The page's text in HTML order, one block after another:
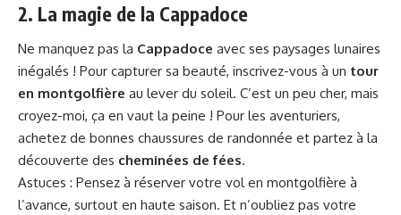
2. La magie de la Cappadoce
Ne manquez pas la Cappadoce avec ses paysages lunaires
inégalés ! Pour capturer sa beauté, inscrivez-vous à un tour
en montgolfière au lever du soleil. C’est un peu cher, mais
croyez-moi, ça en vaut la peine ! Pour les aventuriers,
achetez de bonnes chaussures de randonnée et partez à la
découverte des cheminées de fées.
Astuces : Pensez à réserver votre vol en montgolfière à
l’avance, surtout en haute saison. Et n’oubliez pas votre